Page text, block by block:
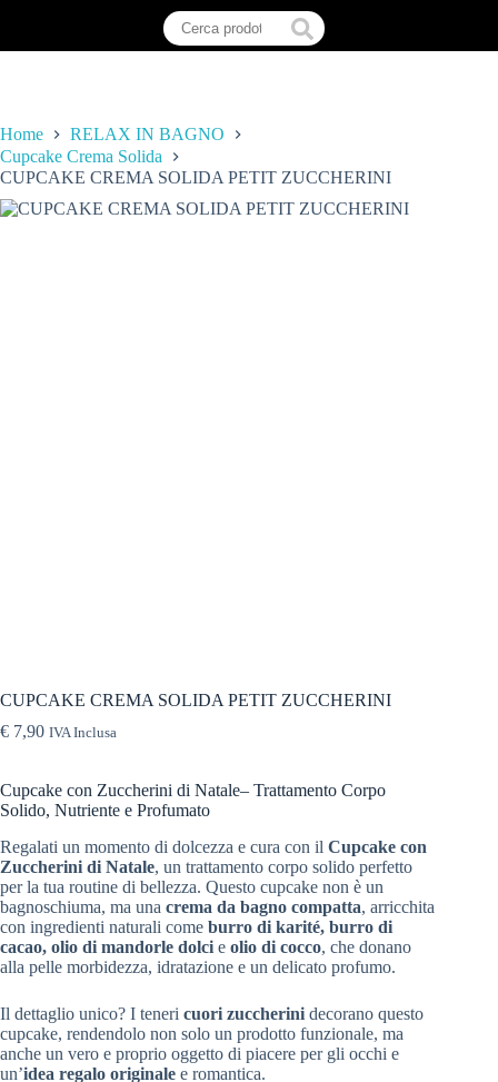
Home
RELAX IN BAGNO
Cupcake Crema Solida
CUPCAKE CREMA SOLIDA PETIT ZUCCHERINI
CUPCAKE CREMA SOLIDA PETIT ZUCCHERINI
€ 7,90 IVA Inclusa
Cupcake con Zuccherini di Natale– Trattamento Corpo
Solido, Nutriente e Profumato
Regalati un momento di dolcezza e cura con il Cupcake con
Zuccherini di Natale, un trattamento corpo solido perfetto
per la tua routine di bellezza. Questo cupcake non è un
bagnoschiuma, ma una crema da bagno compatta, arricchita
con ingredienti naturali come burro di karité, burro di
cacao, olio di mandorle dolci e olio di cocco, che donano
alla pelle morbidezza, idratazione e un delicato profumo.
Il dettaglio unico? I teneri cuori zuccherini decorano questo
cupcake, rendendolo non solo un prodotto funzionale, ma
anche un vero e proprio oggetto di piacere per gli occhi e
un’idea regalo originale e romantica.